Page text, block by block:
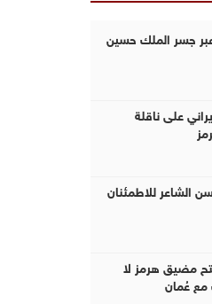
عبر جسر الملك حسين
على ناقلة
الشاعر للاطمئنان
مضيق هرمز لا
مع عُمان